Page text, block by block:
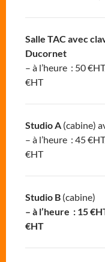
Salle TAC avec
Ducornet
– à l’heure : 50
€HT
Studio A (cabine)
– à l’heure : 45
€HT
Studio B (cabine)
– à l’heure : 15
€HT